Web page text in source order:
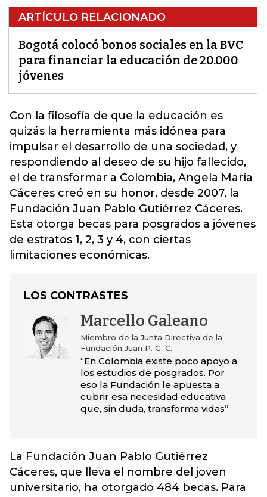
ARTÍCULO RELACIONADO
Bogotá colocó bonos sociales en la BVC
para financiar la educación de 20.000
jóvenes
Con la filosofía de que la educación es
quizás la herramienta más idónea para
impulsar el desarrollo de una sociedad, y
respondiendo al deseo de su hijo fallecido,
el de transformar a Colombia, Angela María
Cáceres creó en su honor, desde 2007, la
Fundación Juan Pablo Gutiérrez Cáceres.
Esta otorga becas para posgrados a jóvenes
de estratos 1, 2, 3 y 4, con ciertas
limitaciones económicas.
LOS CONTRASTES
Marcello Galeano
Miembro de la Junta Directiva de la
Fundación Juan P. G. C.
“En Colombia existe poco apoyo a
los estudios de posgrados. Por
eso la Fundación le apuesta a
cubrir esa necesidad educativa
que, sin duda, transforma vidas”
La Fundación Juan Pablo Gutiérrez
Cáceres, que lleva el nombre del joven
universitario, ha otorgado 484 becas. Para